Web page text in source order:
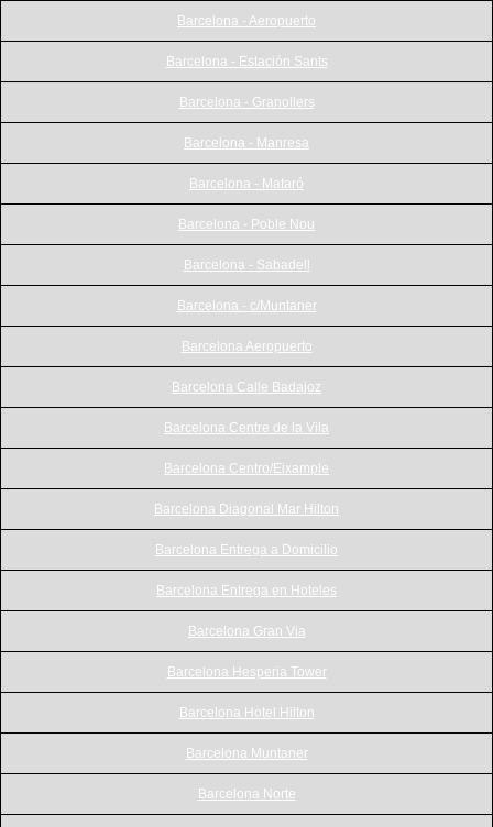
Barcelona - Aeropuerto
Barcelona - Estación Sants
Barcelona - Granollers
Barcelona - Manresa
Barcelona - Mataró
Barcelona - Poble Nou
Barcelona - Sabadell
Barcelona - c/Muntaner
Barcelona Aeropuerto
Barcelona Calle Badajoz
Barcelona Centre de la Vila
Barcelona Centro/Eixample
Barcelona Diagonal Mar Hilton
Barcelona Entrega a Domicilio
Barcelona Entrega en Hoteles
Barcelona Gran Via
Barcelona Hesperia Tower
Barcelona Hotel Hilton
Barcelona Muntaner
Barcelona Norte